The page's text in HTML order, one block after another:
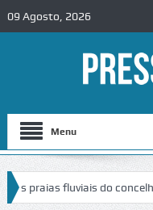
09 Agosto, 2026
Menu
fluviais do concelho